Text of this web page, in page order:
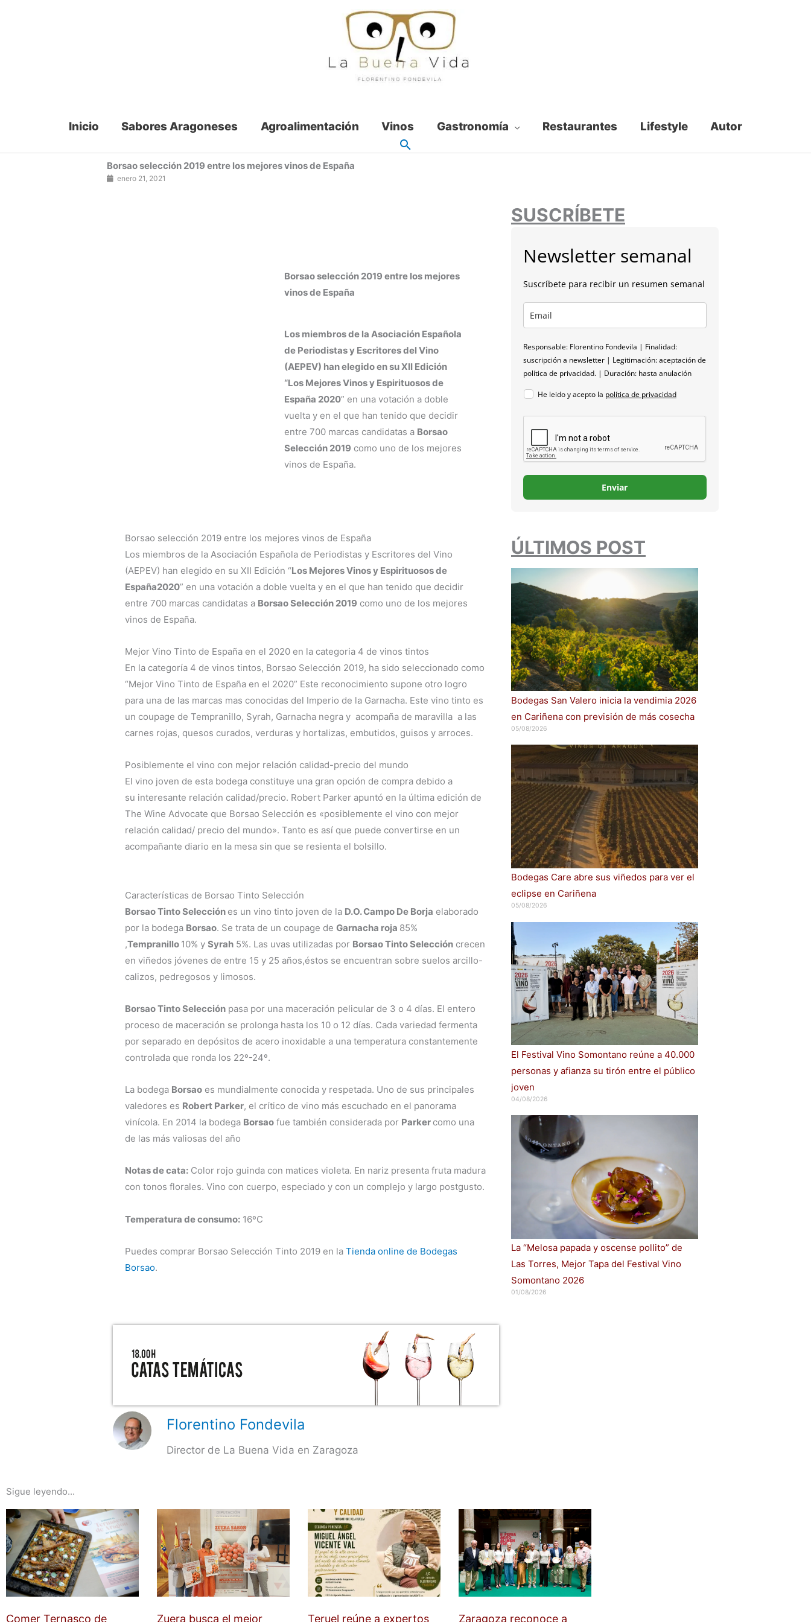
Inicio Sabores Aragoneses Agroalimentación Vinos Gastronomía Restaurantes Lifestyle Autor
Borsao selección 2019 entre los mejores vinos de España
enero 21, 2021
Borsao selección 2019 entre los mejores
vinos de España
Los miembros de la Asociación Española
de Periodistas y Escritores del Vino
(AEPEV) han elegido en su XII Edición
“Los Mejores Vinos y Espirituosos de
España 2020” en una votación a doble
vuelta y en el que han tenido que decidir
entre 700 marcas candidatas a Borsao
Selección 2019 como uno de los mejores
vinos de España.
Borsao selección 2019 entre los mejores vinos de España
Los miembros de la Asociación Española de Periodistas y Escritores del Vino
(AEPEV) han elegido en su XII Edición “Los Mejores Vinos y Espirituosos de
España2020” en una votación a doble vuelta y en el que han tenido que decidir
entre 700 marcas candidatas a Borsao Selección 2019 como uno de los mejores
vinos de España.
Mejor Vino Tinto de España en el 2020 en la categoria 4 de vinos tintos
En la categoría 4 de vinos tintos, Borsao Selección 2019, ha sido seleccionado como
“Mejor Vino Tinto de España en el 2020” Este reconocimiento supone otro logro
para una de las marcas mas conocidas del Imperio de la Garnacha. Este vino tinto es
un coupage de Tempranillo, Syrah, Garnacha negra y acompaña de maravilla a las
carnes rojas, quesos curados, verduras y hortalizas, embutidos, guisos y arroces.
Posiblemente el vino con mejor relación calidad-precio del mundo
El vino joven de esta bodega constituye una gran opción de compra debido a
su interesante relación calidad/precio. Robert Parker apuntó en la última edición de
The Wine Advocate que Borsao Selección es «posiblemente el vino con mejor
relación calidad/ precio del mundo». Tanto es así que puede convertirse en un
acompañante diario en la mesa sin que se resienta el bolsillo.
Características de Borsao Tinto Selección
Borsao Tinto Selección es un vino tinto joven de la D.O. Campo De Borja elaborado
por la bodega Borsao. Se trata de un coupage de Garnacha roja 85%
,Tempranillo 10% y Syrah 5%. Las uvas utilizadas por Borsao Tinto Selección crecen
en viñedos jóvenes de entre 15 y 25 años,éstos se encuentran sobre suelos arcillo-
calizos, pedregosos y limosos.
Borsao Tinto Selección pasa por una maceración pelicular de 3 o 4 días. El entero
proceso de maceración se prolonga hasta los 10 o 12 días. Cada variedad fermenta
por separado en depósitos de acero inoxidable a una temperatura constantemente
controlada que ronda los 22º-24º.
La bodega Borsao es mundialmente conocida y respetada. Uno de sus principales
valedores es Robert Parker, el crítico de vino más escuchado en el panorama
vinícola. En 2014 la bodega Borsao fue también considerada por Parker como una
de las más valiosas del año
Notas de cata: Color rojo guinda con matices violeta. En nariz presenta fruta madura
con tonos florales. Vino con cuerpo, especiado y con un complejo y largo postgusto.
Temperatura de consumo: 16ºC
Puedes comprar Borsao Selección Tinto 2019 en la Tienda online de Bodegas
Borsao.
Florentino Fondevila
Director de La Buena Vida en Zaragoza
SUSCRÍBETE
Newsletter semanal
Suscríbete para recibir un resumen semanal
Responsable: Florentino Fondevila | Finalidad:
suscripción a newsletter | Legitimación: aceptación de
política de privacidad. | Duración: hasta anulación
He leido y acepto la política de privacidad
Enviar
ÚLTIMOS POST
Bodegas San Valero inicia la vendimia 2026
en Cariñena con previsión de más cosecha
05/08/2026
Bodegas Care abre sus viñedos para ver el
eclipse en Cariñena
05/08/2026
El Festival Vino Somontano reúne a 40.000
personas y afianza su tirón entre el público
joven
04/08/2026
La “Melosa papada y oscense pollito” de
Las Torres, Mejor Tapa del Festival Vino
Somontano 2026
01/08/2026
Sigue leyendo...
Comer Ternasco de Zuera busca el mejor Teruel reúne a expertos Zaragoza reconoce a